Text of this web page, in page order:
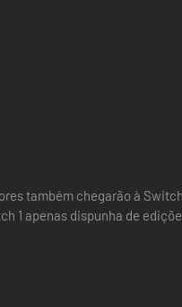
também chegarão à
1 apenas dispunha de